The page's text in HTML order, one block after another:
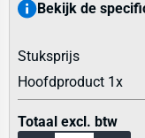
Bekijk de
Stuksprijs
Hoofdproduct 1 x
Totaal excl. btw